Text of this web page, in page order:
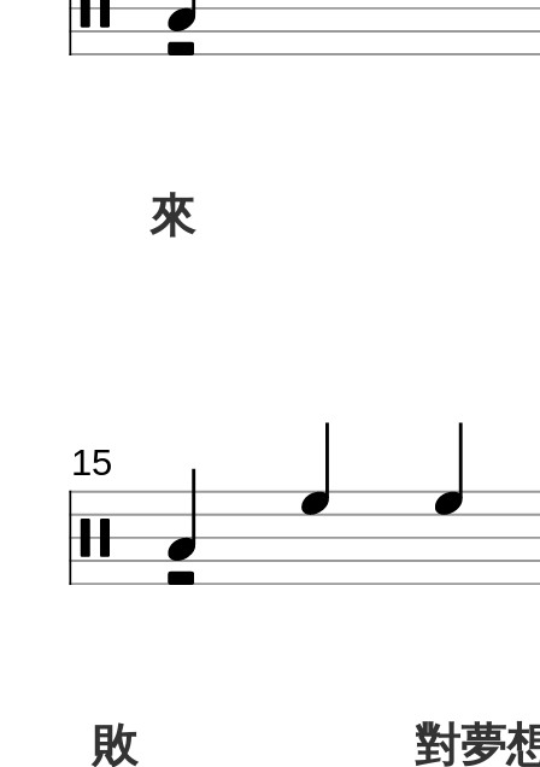
來
敗 對夢想
15